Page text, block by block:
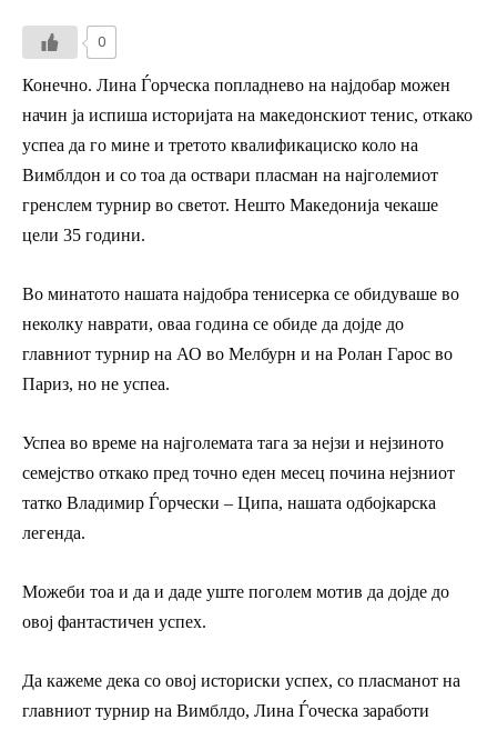
0
Конечно. Лина Ѓорческа попладнево на најдобар можен
начин ја испиша историјата на македонскиот тенис, откако
успеа да го мине и третото квалификациско коло на
Вимблдон и со тоа да оствари пласман на најголемиот
гренслем турнир во светот. Нешто Македонија чекаше
цели 35 години.
Во минатото нашата најдобра тенисерка се обидуваше во
неколку наврати, оваа година се обиде да дојде до
главниот турнир на АО во Мелбурн и на Ролан Гарос во
Париз, но не успеа.
Успеа во време на најголемата тага за нејзи и нејзиното
семејство откако пред точно еден месец почина нејзниот
татко Владимир Ѓорчески – Ципа, нашата одбојкарска
легенда.
Можеби тоа и да и даде уште поголем мотив да дојде до
овој фантастичен успех.
Да кажеме дека со овој историски успех, со пласманот на
главниот турнир на Вимблдо, Лина Ѓоческа заработи